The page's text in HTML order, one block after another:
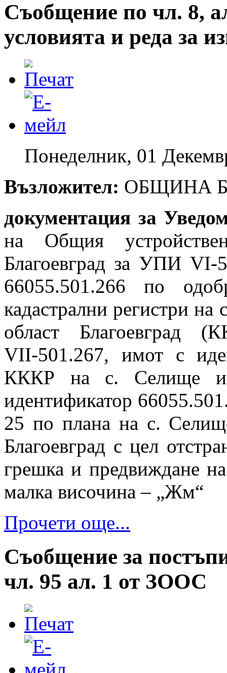
Съобщение по чл. 8,
условията и реда за
Понеделник, 01
Възложител: ОБЩИНА
документация за
на Общия
Благоевград за УПИ VІ-
66055.501.266 по
кадастрални регистри
област
VІІ-501.267, имот с
КККР на с. Селище и
идентификатор
25 по плана на с.
Благоевград с цел
грешка и предвиждане
малка височина – „Жм“
Прочети още...
Съобщение за
чл. 95 ал. 1 от ЗООС